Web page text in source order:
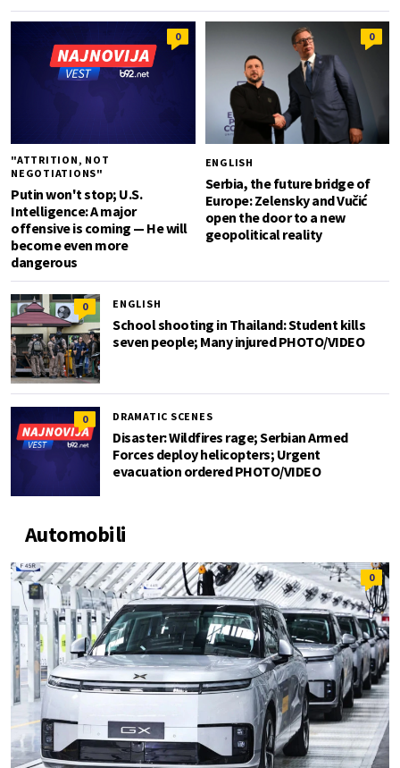
0
"ATTRITION, NOT
NEGOTIATIONS"
Putin won't stop; U.S.
Intelligence: A major
offensive is coming — He will
become even more
dangerous
0
ENGLISH
Serbia, the future bridge of
Europe: Zelensky and Vučić
open the door to a new
geopolitical reality
0 ENGLISH
School shooting in Thailand: Student kills
seven people; Many injured PHOTO/VIDEO
0 DRAMATIC SCENES
Disaster: Wildfires rage; Serbian Armed
Forces deploy helicopters; Urgent
evacuation ordered PHOTO/VIDEO
Automobili
0